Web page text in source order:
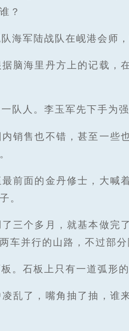
？
海军陆战队在岘港会师，
脑海里丹方上的记载，
队人。李玉军先下手为
销售也不错，甚至一些
前面的金丹修士，大喊
。
三个多月，就基本做完
车并行的山路，不过部
。石板上只有一道弧形的
乱了，嘴角抽了抽，谁